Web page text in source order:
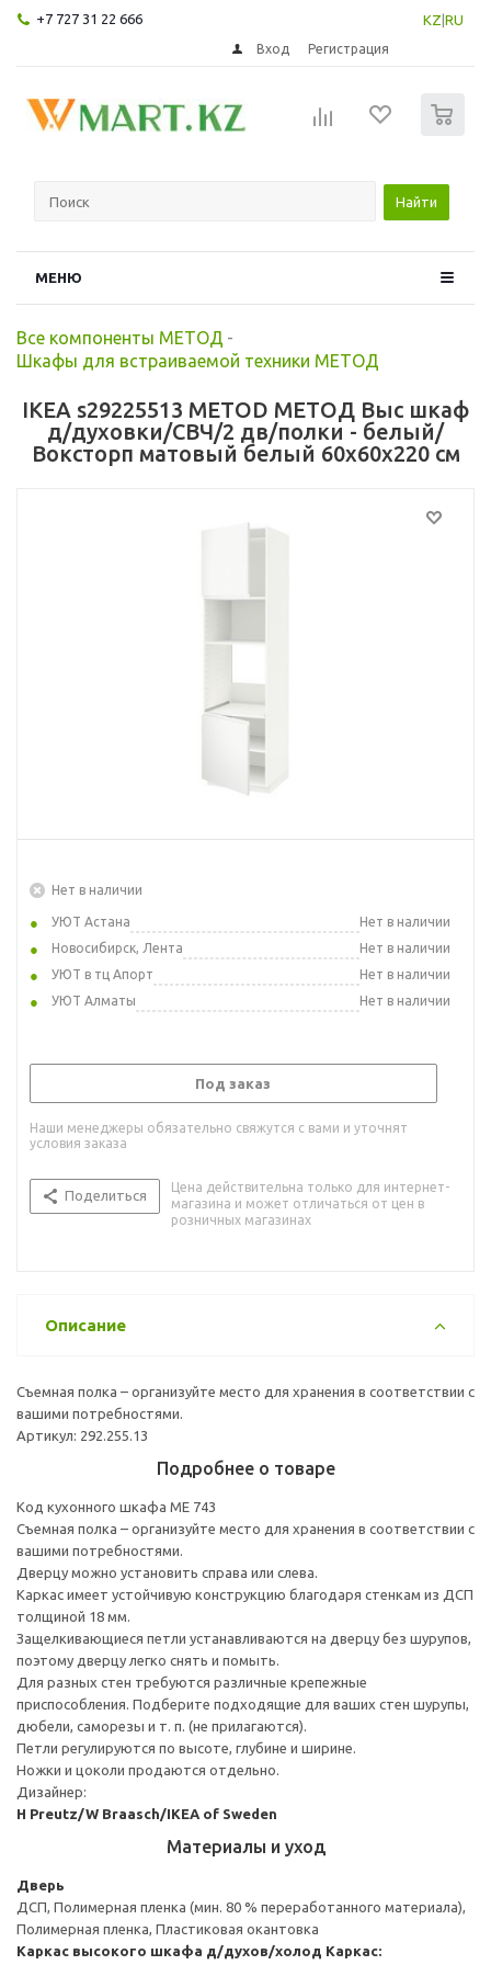
+7 727 31 22 666 KZ RU
Вход Регистрация
Найти
МЕНЮ
Все компоненты МЕТОД -
Шкафы для встраиваемой техники МЕТОД
IKEA s29225513 METOD МЕТОД Выс шкаф
д/духовки/СВЧ/2 дв/полки - белый/
Воксторп матовый белый 60x60x220 см
Нет в наличии
УЮТ Астана
Нет в наличии
Новосибирск, Лента
Нет в наличии
УЮТ в тц Апорт
Нет в наличии
УЮТ Алматы
Нет в наличии
Под заказ
Наши менеджеры обязательно свяжутся с вами и уточнят
условия заказа
Поделиться
Цена действительна только для интернет-
магазина и может отличаться от цен в
розничных магазинах
Описание
Съемная полка – организуйте место для хранения в соответствии с
вашими потребностями.
Артикул: 292.255.13
Подробнее о товаре
Код кухонного шкафа ME 743
Съемная полка – организуйте место для хранения в соответствии с
вашими потребностями.
Дверцу можно установить справа или слева.
Каркас имеет устойчивую конструкцию благодаря стенкам из ДСП
толщиной 18 мм.
Защелкивающиеся петли устанавливаются на дверцу без шурупов,
поэтому дверцу легко снять и помыть.
Для разных стен требуются различные крепежные
приспособления. Подберите подходящие для ваших стен шурупы,
дюбели, саморезы и т. п. (не прилагаются).
Петли регулируются по высоте, глубине и ширине.
Ножки и цоколи продаются отдельно.
Дизайнер:
H Preutz/W Braasch/IKEA of Sweden
Материалы и уход
Дверь
ДСП, Полимерная пленка (мин. 80 % переработанного материала),
Полимерная пленка, Пластиковая окантовка
Каркас высокого шкафа д/духов/холод Каркас: